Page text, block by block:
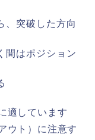
、突破した方向
間はポジション
適しています
ウト）に注意す